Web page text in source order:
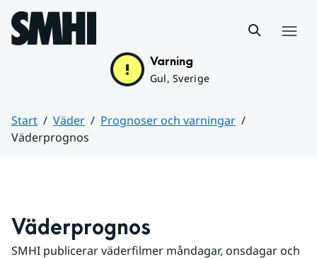
Hoppa till sidans innehåll
Varning
Gul, Sverige
Start Väder
Prognoser och varningar
Väderprognos
Väderprognos
SMHI publicerar väderfilmer måndagar, onsdagar och